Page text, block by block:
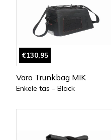
€130,95
Varo Trunkbag MIK
Enkele tas – Black